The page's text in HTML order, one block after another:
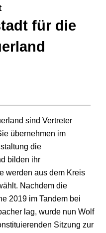
für die
sind Vertreter
übernehmen im
die
bilden ihr
werden aus dem Kreis
Nachdem die
2019 im Tandem bei
lag, wurde nun Wolf
Sitzung zur